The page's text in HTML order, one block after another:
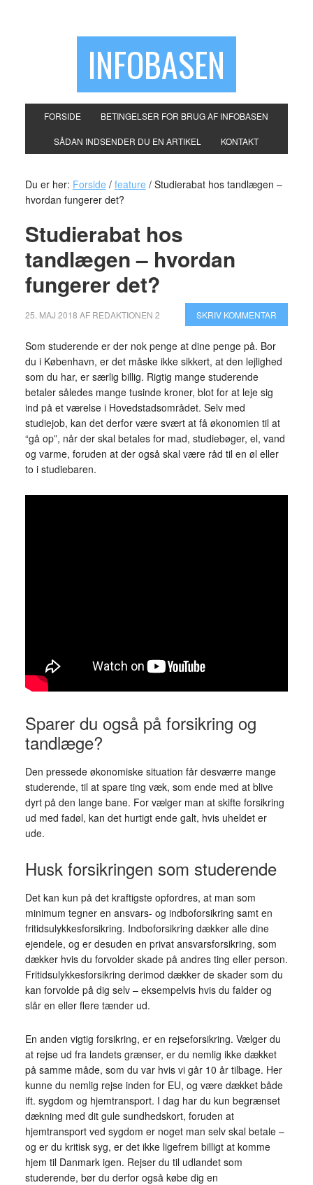
INFOBASEN
FORSIDE BETINGELSER FOR BRUG AF INFOBASEN
SÅDAN INDSENDER DU EN ARTIKEL KONTAKT
Du er her: Forside / feature /Studierabat hos tandlægen –
hvordan fungerer det?
Studierabat hos
tandlægen – hvordan
fungerer det?
25. MAJ 2018 AF REDAKTIONEN 2 SKRIV KOMMENTAR
Som studerende er der nok penge at dine penge på. Bor
du i København, er det måske ikke sikkert, at den lejlighed
som du har, er særlig billig. Rigtig mange studerende
betaler således mange tusinde kroner, blot for at leje sig
ind på et værelse i Hovedstadsområdet. Selv med
studiejob, kan det derfor være svært at få økonomien til at
“gå op”, når der skal betales for mad, studiebøger, el, vand
og varme, foruden at der også skal være råd til en øl eller
to i studiebaren.
Sparer du også på forsikring og
tandlæge?
Den pressede økonomiske situation får desværre mange
studerende, til at spare ting væk, som ende med at blive
dyrt på den lange bane. For vælger man at skifte forsikring
ud med fadøl, kan det hurtigt ende galt, hvis uheldet er
ude.
Husk forsikringen som studerende
Det kan kun på det kraftigste opfordres, at man som
minimum tegner en ansvars- og indboforsikring samt en
fritidsulykkesforsikring. Indboforsikring dækker alle dine
ejendele, og er desuden en privat ansvarsforsikring, som
dækker hvis du forvolder skade på andres ting eller person.
Fritidsulykkesforsikring derimod dækker de skader som du
kan forvolde på dig selv – eksempelvis hvis du falder og
slår en eller flere tænder ud.
En anden vigtig forsikring, er en rejseforsikring. Vælger du
at rejse ud fra landets grænser, er du nemlig ikke dækket
på samme måde, som du var hvis vi går 10 år tilbage. Her
kunne du nemlig rejse inden for EU, og være dækket både
ift. sygdom og hjemtransport. I dag har du kun begrænset
dækning med dit gule sundhedskort, foruden at
hjemtransport ved sygdom er noget man selv skal betale –
og er du kritisk syg, er det ikke ligefrem billigt at komme
hjem til Danmark igen. Rejser du til udlandet som
studerende, bør du derfor også købe dig en